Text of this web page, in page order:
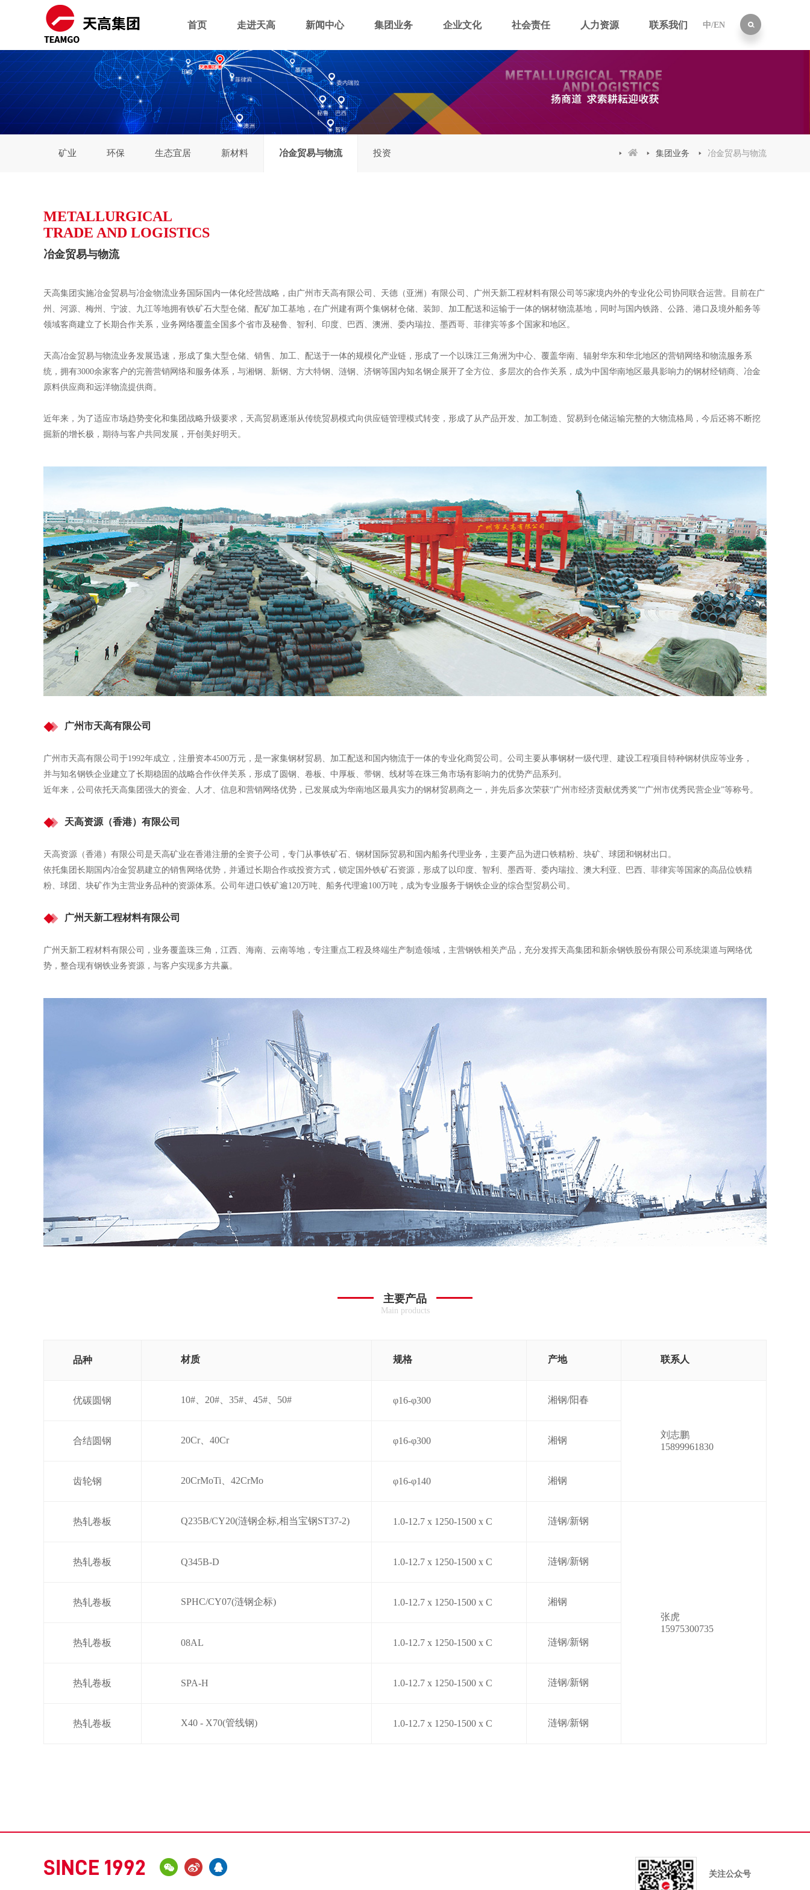
首页 走进天高 新闻中心 集团业务 企业文化 社会责任 人力资源 联系我们 中/EN
矿业 环保 生态宜居 新材料 冶金贸易与物流 投资 集团业务 冶金贸易与物流
METALLURGICAL
TRADE AND LOGISTICS
冶金贸易与物流
天高集团实施冶金贸易与冶金物流业务国际国内一体化经营战略，由广州市天高有限公司、天德（亚洲）有限公司、广州天新工程材料有限公司等5家境内外的专业化公司协同联合运营。目前在广
州、河源、梅州、宁波、九江等地拥有铁矿石大型仓储、配矿加工基地，在广州建有两个集钢材仓储、装卸、加工配送和运输于一体的钢材物流基地，同时与国内铁路、公路、港口及境外船务等
领域客商建立了长期合作关系，业务网络覆盖全国多个省市及秘鲁、智利、印度、巴西、澳洲、委内瑞拉、墨西哥、菲律宾等多个国家和地区。
天高冶金贸易与物流业务发展迅速，形成了集大型仓储、销售、加工、配送于一体的规模化产业链，形成了一个以珠江三角洲为中心、覆盖华南、辐射华东和华北地区的营销网络和物流服务系
统，拥有3000余家客户的完善营销网络和服务体系，与湘钢、新钢、方大特钢、涟钢、济钢等国内知名钢企展开了全方位、多层次的合作关系，成为中国华南地区最具影响力的钢材经销商、冶金
原料供应商和远洋物流提供商。
近年来，为了适应市场趋势变化和集团战略升级要求，天高贸易逐渐从传统贸易模式向供应链管理模式转变，形成了从产品开发、加工制造、贸易到仓储运输完整的大物流格局，今后还将不断挖
掘新的增长极，期待与客户共同发展，开创美好明天。
广州市天高有限公司
广州市天高有限公司于1992年成立，注册资本4500万元，是一家集钢材贸易、加工配送和国内物流于一体的专业化商贸公司。公司主要从事钢材一级代理、建设工程项目特种钢材供应等业务，
并与知名钢铁企业建立了长期稳固的战略合作伙伴关系，形成了圆钢、卷板、中厚板、带钢、线材等在珠三角市场有影响力的优势产品系列。
近年来，公司依托天高集团强大的资金、人才、信息和营销网络优势，已发展成为华南地区最具实力的钢材贸易商之一，并先后多次荣获“广州市经济贡献优秀奖”“广州市优秀民营企业”等称号。
天高资源（香港）有限公司
天高资源（香港）有限公司是天高矿业在香港注册的全资子公司，专门从事铁矿石、钢材国际贸易和国内船务代理业务，主要产品为进口铁精粉、块矿、球团和钢材出口。
依托集团长期国内冶金贸易建立的销售网络优势，并通过长期合作或投资方式，锁定国外铁矿石资源，形成了以印度、智利、墨西哥、委内瑞拉、澳大利亚、巴西、菲律宾等国家的高品位铁精
粉、球团、块矿作为主营业务品种的资源体系。公司年进口铁矿逾120万吨、船务代理逾100万吨，成为专业服务于钢铁企业的综合型贸易公司。
广州天新工程材料有限公司
广州天新工程材料有限公司，业务覆盖珠三角，江西、海南、云南等地，专注重点工程及终端生产制造领域，主营钢铁相关产品，充分发挥天高集团和新余钢铁股份有限公司系统渠道与网络优
势，整合现有钢铁业务资源，与客户实现多方共赢。
主要产品
Main products
品种 材质 规格 产地 联系人
优碳圆钢 10#、20#、35#、45#、50# φ16-φ300 湘钢/阳春
刘志鹏
15899961830
合结圆钢 20Cr、40Cr φ16-φ300 湘钢
齿轮钢 20CrMoTi、42CrMo φ16-φ140 湘钢
热轧卷板 Q235B/CY20(涟钢企标,相当宝钢ST37-2) 1.0-12.7 x 1250-1500 x C 涟钢/新钢
张虎
15975300735
热轧卷板 Q345B-D 1.0-12.7 x 1250-1500 x C 涟钢/新钢
热轧卷板 SPHC/CY07(涟钢企标) 1.0-12.7 x 1250-1500 x C 湘钢
热轧卷板 08AL 1.0-12.7 x 1250-1500 x C 涟钢/新钢
热轧卷板 SPA-H 1.0-12.7 x 1250-1500 x C 涟钢/新钢
热轧卷板 X40 - X70(管线钢) 1.0-12.7 x 1250-1500 x C 涟钢/新钢
SINCE 1992 关注公众号